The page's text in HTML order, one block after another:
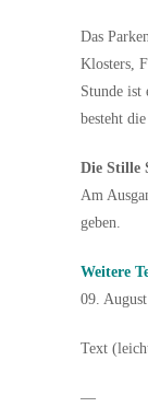
Das
Klosters,
Stunde ist
besteht
Die Stille
Am
geben.
Weitere
09.
Text
—